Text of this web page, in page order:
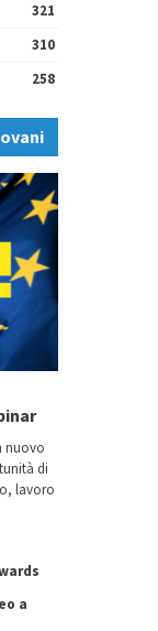
321
310
258
nuovo
di
lavoro
a